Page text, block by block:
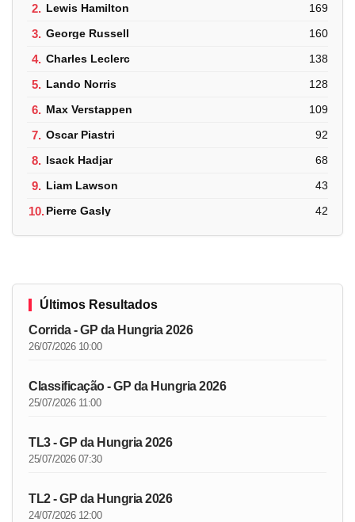
2. Lewis Hamilton 169
3. George Russell 160
4. Charles Leclerc 138
5. Lando Norris 128
6. Max Verstappen 109
7. Oscar Piastri 92
8. Isack Hadjar 68
9. Liam Lawson 43
10.Pierre Gasly 42
Últimos Resultados
Corrida - GP da Hungria 2026
26/07/2026 10:00
Classificação - GP da Hungria 2026
25/07/2026 11:00
TL3 - GP da Hungria 2026
25/07/2026 07:30
TL2 - GP da Hungria 2026
24/07/2026 12:00